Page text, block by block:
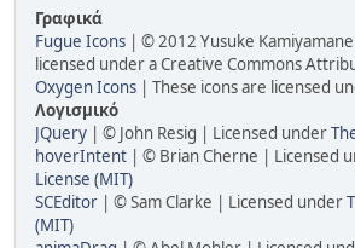
Γραφικά
Fugue Icons | © 2012 Yusuke
licensed under a Creative Commons
Oxygen Icons | These icons are licensed
Λογισμικό
JQuery | © John Resig | Licensed under
hoverIntent | © Brian Cherne | Licensed
License (MIT)
SCEditor | © Sam Clarke | Licensed under
(MIT)